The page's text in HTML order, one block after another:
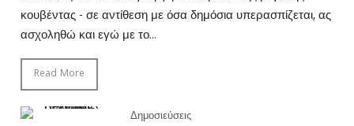
κουβέντας - σε αντίθεση με όσα δημόσια υπερασπίζεται, ας
ασχοληθώ και εγώ με το...
Read More
Δημοσιεύσεις